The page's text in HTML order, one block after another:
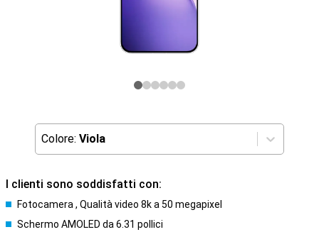
Colore: Viola
I clienti sono soddisfatti con:
Fotocamera , Qualità video 8k a 50 megapixel
Schermo AMOLED da 6.31 pollici